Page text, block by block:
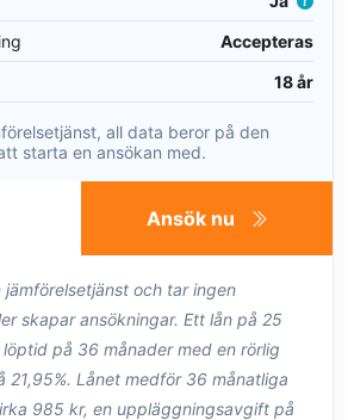
Accepteras
18 år
all data beror på den
starta en ansökan med.
Ansök nu
och tar ingen
skapar ansökningar. Ett lån på 25
på 36 månader med en rörlig
21,95%. Lånet medför 36 månatliga
985 kr, en uppläggningsavgift på